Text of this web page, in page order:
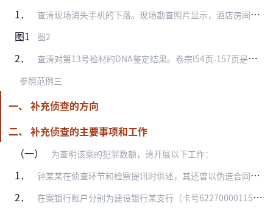
1． 查清现场消失手机的下落。现场勘查照片显示，酒店房间内写字台上放有一部白色手机，见卷宗148页（如图1），但在卷宗149页（如图2）的照片中显示不存在该手机。
图1 图2
2．
查清对第13号检材的DNA鉴定结果。卷宗l54页-157页是DNA鉴定意见，鉴定人员对15份送检检材进行了鉴定，但鉴定结论只包含14份检材的鉴定结果，第13号检…
参照范例三
一、 补充侦查的方向
二、 补充侦查的主要事项和工作
（一）
为查明该案的犯罪数额，请开展以下工作：
1． 钟某某在侦查环节和检察提讯时供述，其还曾以伪造合同的方式向袁某某等多人大量借款。请询问借款人袁某某等人，并调取理财合同等书证，查明钟某某向上述人员借款的时间、方…
2． 在案银行账户分别为建设银行某支行（卡号6227000011540338xxx）、建设银行某支行（卡号6217000010063780xxx），上述两个账户均以某…